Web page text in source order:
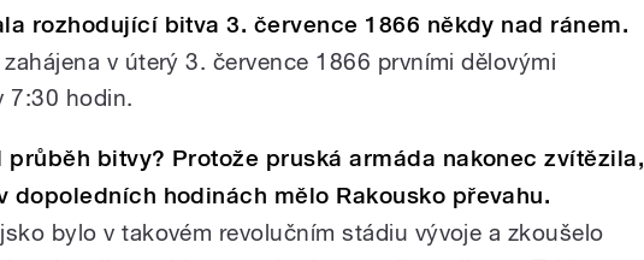
rozhodující bitva 3. července 1866 někdy nad ránem.
v úterý 3. července 1866 prvními dělovými
7:30 hodin.
průběh bitvy? Protože pruská armáda nakonec zvítězila,
dopoledních hodinách mělo Rakousko převahu.
bylo v takovém revolučním stádiu vývoje a zkoušelo